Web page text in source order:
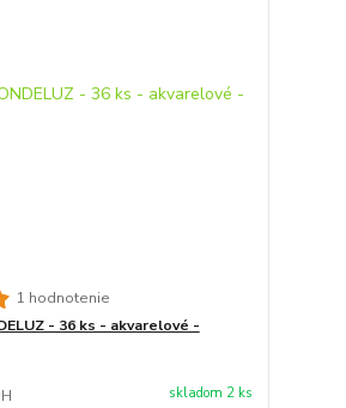
1 hodnotenie
- 36 ks - akvarelové -
skladom 2 ks